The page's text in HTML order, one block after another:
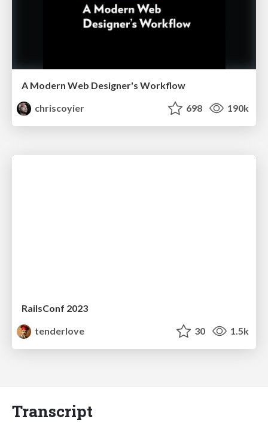
A Modern Web Designer's Workflow
chriscoyier
698 190k
RailsConf 2023
tenderlove
30 1.5k
Transcript